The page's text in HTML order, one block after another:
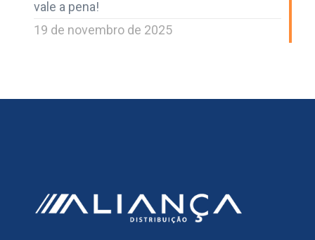
vale a pena!
19 de novembro de 2025